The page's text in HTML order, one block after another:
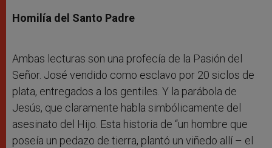
Homilía del Santo Padre
Ambas lecturas son una profecía de la Pasión del
Señor. José vendido como esclavo por 20 siclos de
plata, entregados a los gentiles. Y la parábola de
Jesús, que claramente habla simbólicamente del
asesinato del Hijo. Esta historia de “un hombre que
poseía un pedazo de tierra, plantó un viñedo allí – el